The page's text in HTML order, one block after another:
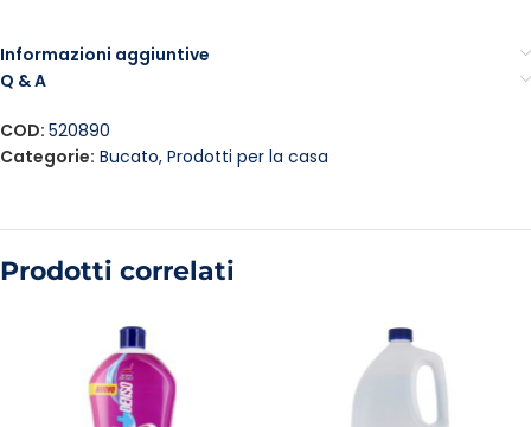
Informazioni aggiuntive
Q & A
COD: 520890
Categorie: Bucato, Prodotti per la casa
Prodotti correlati